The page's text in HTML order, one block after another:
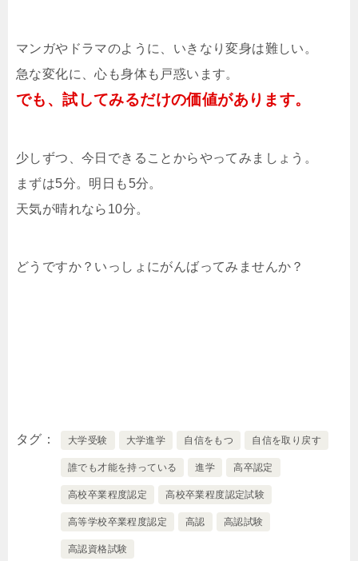
マンガやドラマのように、いきなり変身は難しい。
急な変化に、心も身体も戸惑います。
でも、試してみるだけの価値があります。
少しずつ、今日できることからやってみましょう。
まずは5分。明日も5分。
天気が晴れなら10分。
どうですか？いっしょにがんばってみませんか？
タグ 大学受験 大学進学 自信をもつ 自信を取り戻す
誰でも才能を持っている 進学 高卒認定
高校卒業程度認定 高校卒業程度認定試験
高等学校卒業程度認定 高認 高認試験
高認資格試験